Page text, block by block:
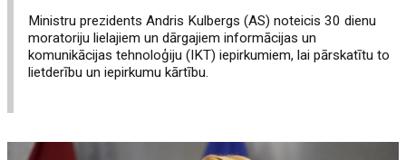
Ministru prezidents Andris Kulbergs (AS) noteicis 30 dienu
moratoriju lielajiem un dārgajiem informācijas un
komunikācijas tehnoloģiju (IKT) iepirkumiem, lai pārskatītu to
lietderību un iepirkumu kārtību.